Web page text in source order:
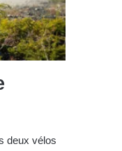
deux vélos